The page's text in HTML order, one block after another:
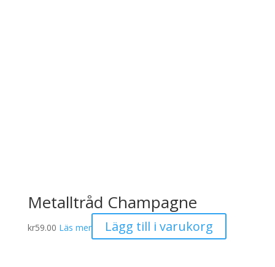
Metalltråd Champagne
kr59.00 Läs mer Lägg till i varukorg